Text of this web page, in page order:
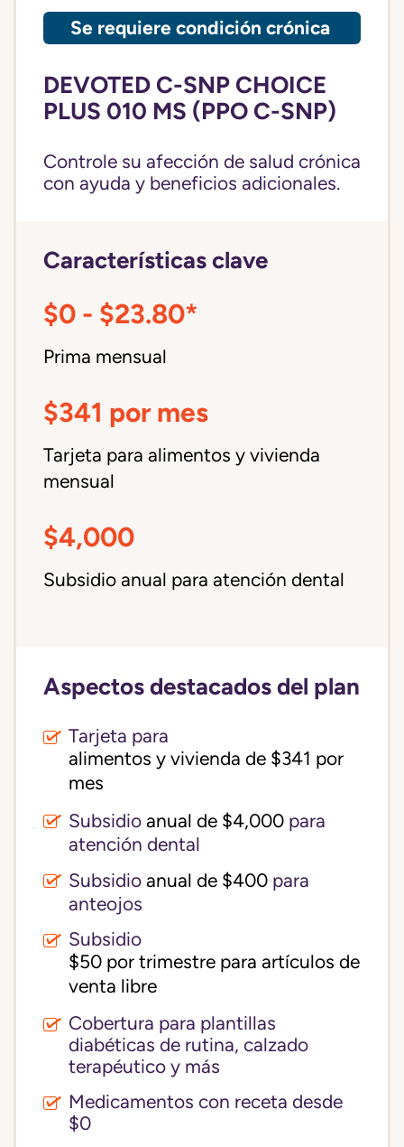
Se requiere condición crónica
DEVOTED C-SNP CHOICE
PLUS 010 MS (PPO C-SNP)
Controle su afección de salud crónica
con ayuda y beneficios adicionales.
Características clave
$0 - $23.80*
Prima mensual
$341 por mes
Tarjeta para alimentos y vivienda
mensual
$4,000
Subsidio anual para atención dental
Aspectos destacados del plan
Tarjeta para
alimentos y vivienda de $341 por
mes
Subsidio anual de $4,000 para
atención dental
Subsidio anual de $400 para
anteojos
Subsidio
$50 por trimestre para artículos de
venta libre
Cobertura para plantillas
diabéticas de rutina, calzado
terapéutico y más
Medicamentos con receta desde
$0